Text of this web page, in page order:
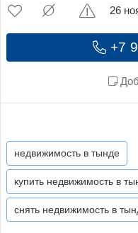
+7
26
недвижимость в тынде
купить недвижимость в
снять недвижимость в